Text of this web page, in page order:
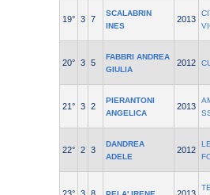
19° 3 7
SCALABRIN
INES
2013
20° 3 5
FABBRI ANDREA
GIULIA
2012
21° 3 2
PIERANTONI
ANGELICA
2013
22° 2 3
DANDREA
ADELE
2012